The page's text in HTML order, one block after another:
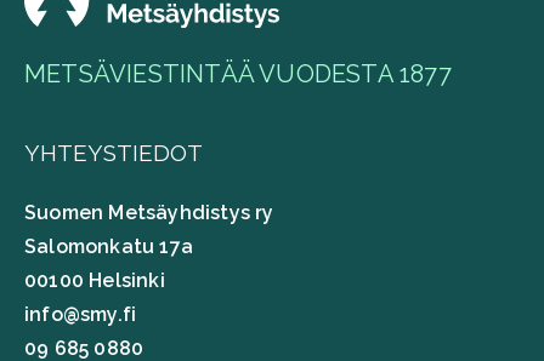
METSÄVIESTINTÄÄ VUODESTA 1877
YHTEYSTIEDOT
Suomen Metsäyhdistys ry
Salomonkatu 17a
00100 Helsinki
info@smy.fi
09 685 0880